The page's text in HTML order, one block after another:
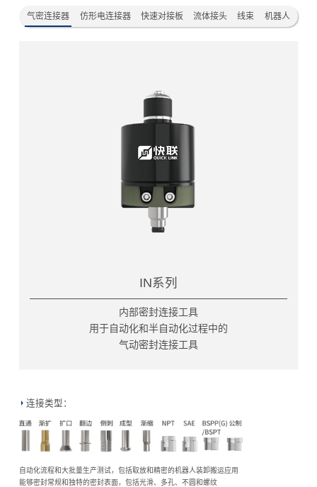
气密连接器 仿形电连接器 快速对接板 流体接头 线束 机器人
IN系列
内部密封连接工具
用于自动化和半自动化过程中的
气动密封连接工具
连接类型：
自动化流程和大批量生产测试，包括取放和精密的机器人装卸搬运应用
能够密封常规和独特的密封表面，包括光滑、多孔、不圆和螺纹